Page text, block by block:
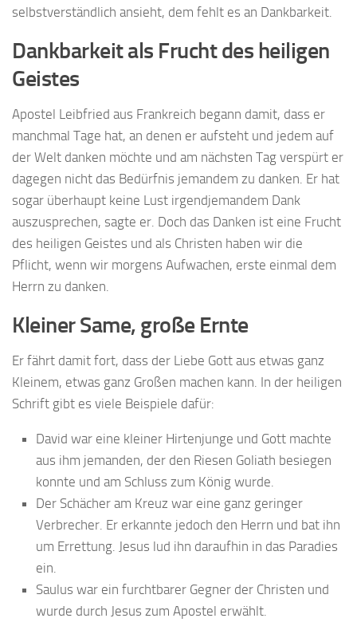
selbstverständlich ansieht, dem fehlt es an Dankbarkeit.
Dankbarkeit als Frucht des heiligen
Geistes
Apostel Leibfried aus Frankreich begann damit, dass er
manchmal Tage hat, an denen er aufsteht und jedem auf
der Welt danken möchte und am nächsten Tag verspürt er
dagegen nicht das Bedürfnis jemandem zu danken. Er hat
sogar überhaupt keine Lust irgendjemandem Dank
auszusprechen, sagte er. Doch das Danken ist eine Frucht
des heiligen Geistes und als Christen haben wir die
Pflicht, wenn wir morgens Aufwachen, erste einmal dem
Herrn zu danken.
Kleiner Same, große Ernte
Er fährt damit fort, dass der Liebe Gott aus etwas ganz
Kleinem, etwas ganz Großen machen kann. In der heiligen
Schrift gibt es viele Beispiele dafür:
David war eine kleiner Hirtenjunge und Gott machte
aus ihm jemanden, der den Riesen Goliath besiegen
konnte und am Schluss zum König wurde.
Der Schächer am Kreuz war eine ganz geringer
Verbrecher. Er erkannte jedoch den Herrn und bat ihn
um Errettung. Jesus lud ihn daraufhin in das Paradies
ein.
Saulus war ein furchtbarer Gegner der Christen und
wurde durch Jesus zum Apostel erwählt.